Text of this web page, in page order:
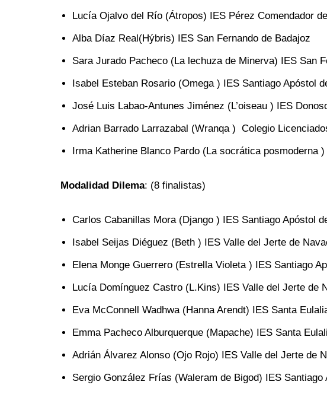
Lucía Ojalvo del Río (Átropos) IES Pérez Comendador
Alba Díaz Real(Hýbris) IES San Fernando de Badajoz
Sara Jurado Pacheco (La lechuza de Minerva) IES San
Isabel Esteban Rosario (Omega ) IES Santiago Apóstol
José Luis Labao-Antunes Jiménez (L’oiseau ) IES
Adrian Barrado Larrazabal (Wranqa ) Colegio
Irma Katherine Blanco Pardo (La socrática posmoderna
Modalidad Dilema: (8 finalistas)
Carlos Cabanillas Mora (Django ) IES Santiago Apóstol
Isabel Seijas Diéguez (Beth ) IES Valle del Jerte de
Elena Monge Guerrero (Estrella Violeta ) IES Santiago
Lucía Domínguez Castro (L.Kins) IES Valle del Jerte de
Eva McConnell Wadhwa (Hanna Arendt) IES Santa
Emma Pacheco Alburquerque (Mapache) IES Santa
Adrián Álvarez Alonso (Ojo Rojo) IES Valle del Jerte de
Sergio González Frías (Waleram de Bigod) IES Santiago